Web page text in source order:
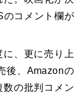
のコメント欄が
、更に売り上
、 Amazonの
数の批判コメン